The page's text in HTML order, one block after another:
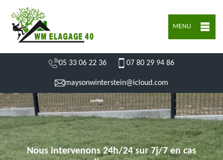
MENU
05 33 06 22 36 07 80 29 94 86
maysonwinterstein@icloud.com
Nous intervenons 24h/24 sur 7j/7 en cas